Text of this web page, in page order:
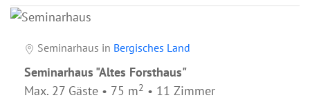
Seminarhaus in Bergisches Land
Seminarhaus "Altes Forsthaus"
Max. 27 Gäste • 75 m2 • 11 Zimmer